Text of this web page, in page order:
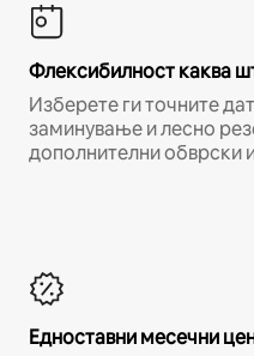
Флексибилност каква
Изберете ги точните
заминување и лесно
дополнителни обврски
Едноставни месечни